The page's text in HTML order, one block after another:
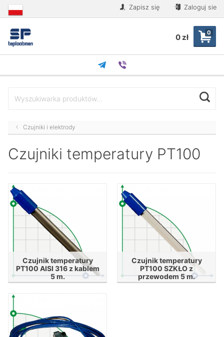
Zapisz się Zaloguj sie
0
0 zł
Czujniki i elektrody
Czujniki temperatury PT100
Czujnik temperatury
PT100 AISI 316 z kablem
5 m.
Czujnik temperatury
PT100 SZKŁO z
przewodem 5 m.